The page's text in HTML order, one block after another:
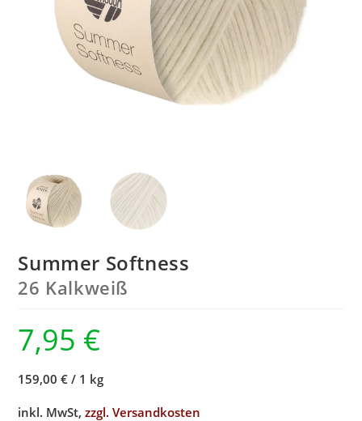
Summer Softness
26 Kalkweiß
7,95 €
159,00 € / 1 kg
inkl. MwSt,zzgl. Versandkosten